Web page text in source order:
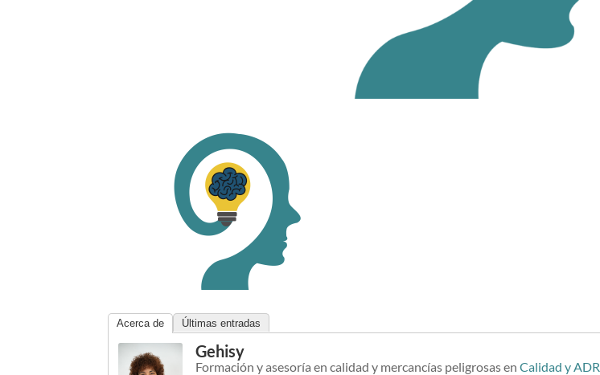
Acerca de Últimas entradas
Gehisy
Formación y asesoría en calidad y mercancías peligrosasenCalidad y ADR